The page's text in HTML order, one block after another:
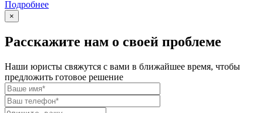
Подробнее
×
Расскажите нам о своей проблеме
Наши юристы свяжутся с вами в ближайшее время, чтобы
предложить готовое решение